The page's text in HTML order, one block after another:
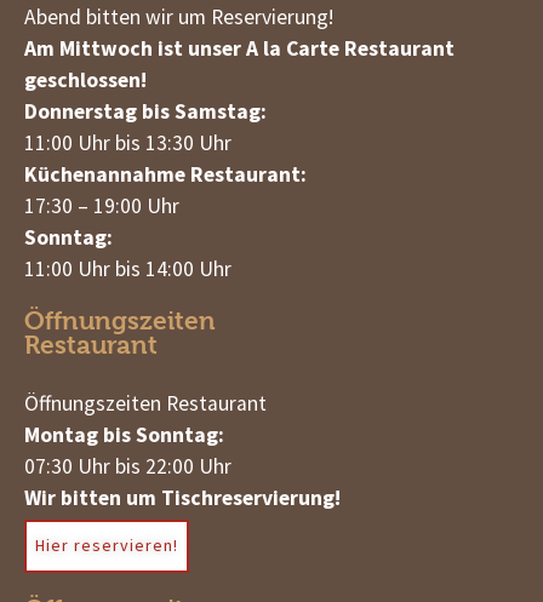
Abend bitten wir um Reservierung!
Am Mittwoch ist unser A la Carte Restaurant
geschlossen!
Donnerstag bis Samstag:
11:00 Uhr bis 13:30 Uhr
Küchenannahme Restaurant:
17:30 – 19:00 Uhr
Sonntag:
11:00 Uhr bis 14:00 Uhr
Öffnungszeiten
Restaurant
Öffnungszeiten Restaurant
Montag bis Sonntag:
07:30 Uhr bis 22:00 Uhr
Wir bitten um Tischreservierung!
Hier reservieren!